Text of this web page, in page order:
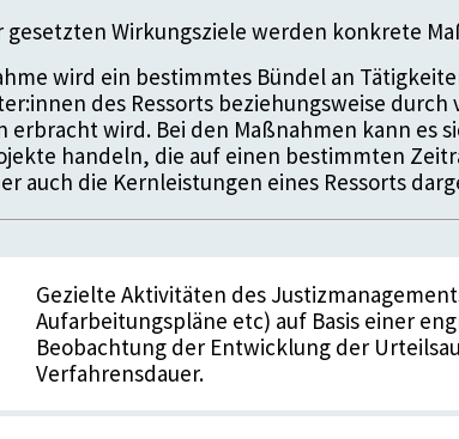
gesetzten Wirkungsziele werden konkrete
wird ein bestimmtes Bündel an
des Ressorts beziehungsweise durch
erbracht wird. Bei den Maßnahmen kann es
handeln, die auf einen bestimmten
auch die Kernleistungen eines Ressorts
Gezielte Aktivitäten des
Aufarbeitungspläne etc) auf Basis einer
Beobachtung der Entwicklung der
Verfahrensdauer.